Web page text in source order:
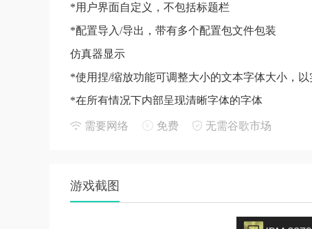
*用户界面自定义，不包括标题栏
*配置导入/导出，带有多个配置包文件包装
仿真器显示
*使用捏/缩放功能可调整大小的文本字体大小，
*在所有情况下内部呈现清晰字体的字体
键盘布局
广告：视点，60，A2
需要网络 免费 无需谷歌市场
游戏截图